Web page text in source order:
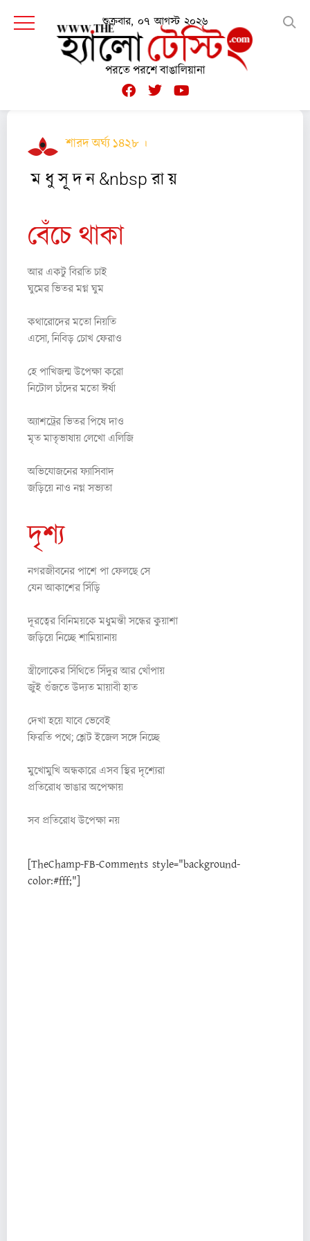
শুক্রবার, ০৭ আগস্ট ২০২৬
পরতে পরশে বাঙালিয়ানা
শারদ অর্ঘ্য ১৪২৮ ।
ম ধু সূ দ ন &nbsp রা য়
বেঁচে থাকা
আর একটু বিরতি চাই
ঘুমের ভিতর মগ্ন ঘুম
কথারোদের মতো নিয়তি
এসো, নিবিড় চোখ ফেরাও
হে পাখিজন্ম উপেক্ষা করো
নিটোল চাঁদের মতো ঈর্ষা
অ্যাশট্রের ভিতর পিষে দাও
মৃত মাতৃভাষায় লেখো এলিজি
অভিযোজনের ফ্যাসিবাদ
জড়িয়ে নাও নগ্ন সভ্যতা
দৃশ্য
নগরজীবনের পাশে পা ফেলছে সে
যেন আকাশের সিঁড়ি
দূরত্বের বিনিময়কে মধুমন্তী সন্ধের কুয়াশা
জড়িয়ে নিচ্ছে শামিয়ানায়
স্ত্রীলোকের সিঁথিতে সিঁদুর আর খোঁপায়
জুঁই গুঁজতে উদ্যত মায়াবী হাত
দেখা হয়ে যাবে ভেবেই
ফিরতি পথে; শ্লেট ইজেল সঙ্গে নিচ্ছে
মুখোমুখি অন্ধকারে এসব স্থির দৃশ্যেরা
প্রতিরোধ ভাঙার অপেক্ষায়
সব প্রতিরোধ উপেক্ষা নয়
[TheChamp-FB-Comments style="background-
color:#fff;"]